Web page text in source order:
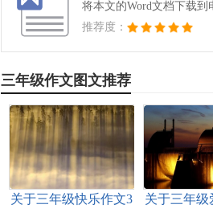
将本文的Word文档下载
推荐度：
三年级作文图文推荐
关于三年级快乐作文3
关于三年级